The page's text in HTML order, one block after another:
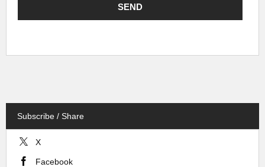
Subscribe / Share
X
Facebook